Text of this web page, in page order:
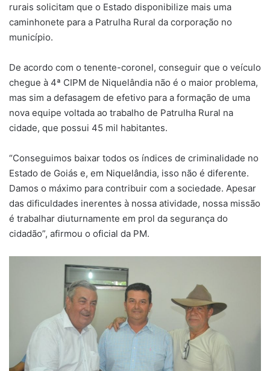
rurais solicitam que o Estado disponibilize mais uma
caminhonete para a Patrulha Rural da corporação no
município.
De acordo com o tenente-coronel, conseguir que o veículo
chegue à 4ª CIPM de Niquelândia não é o maior problema,
mas sim a defasagem de efetivo para a formação de uma
nova equipe voltada ao trabalho de Patrulha Rural na
cidade, que possui 45 mil habitantes.
“Conseguimos baixar todos os índices de criminalidade no
Estado de Goiás e, em Niquelândia, isso não é diferente.
Damos o máximo para contribuir com a sociedade. Apesar
das dificuldades inerentes à nossa atividade, nossa missão
é trabalhar diuturnamente em prol da segurança do
cidadão”, afirmou o oficial da PM.